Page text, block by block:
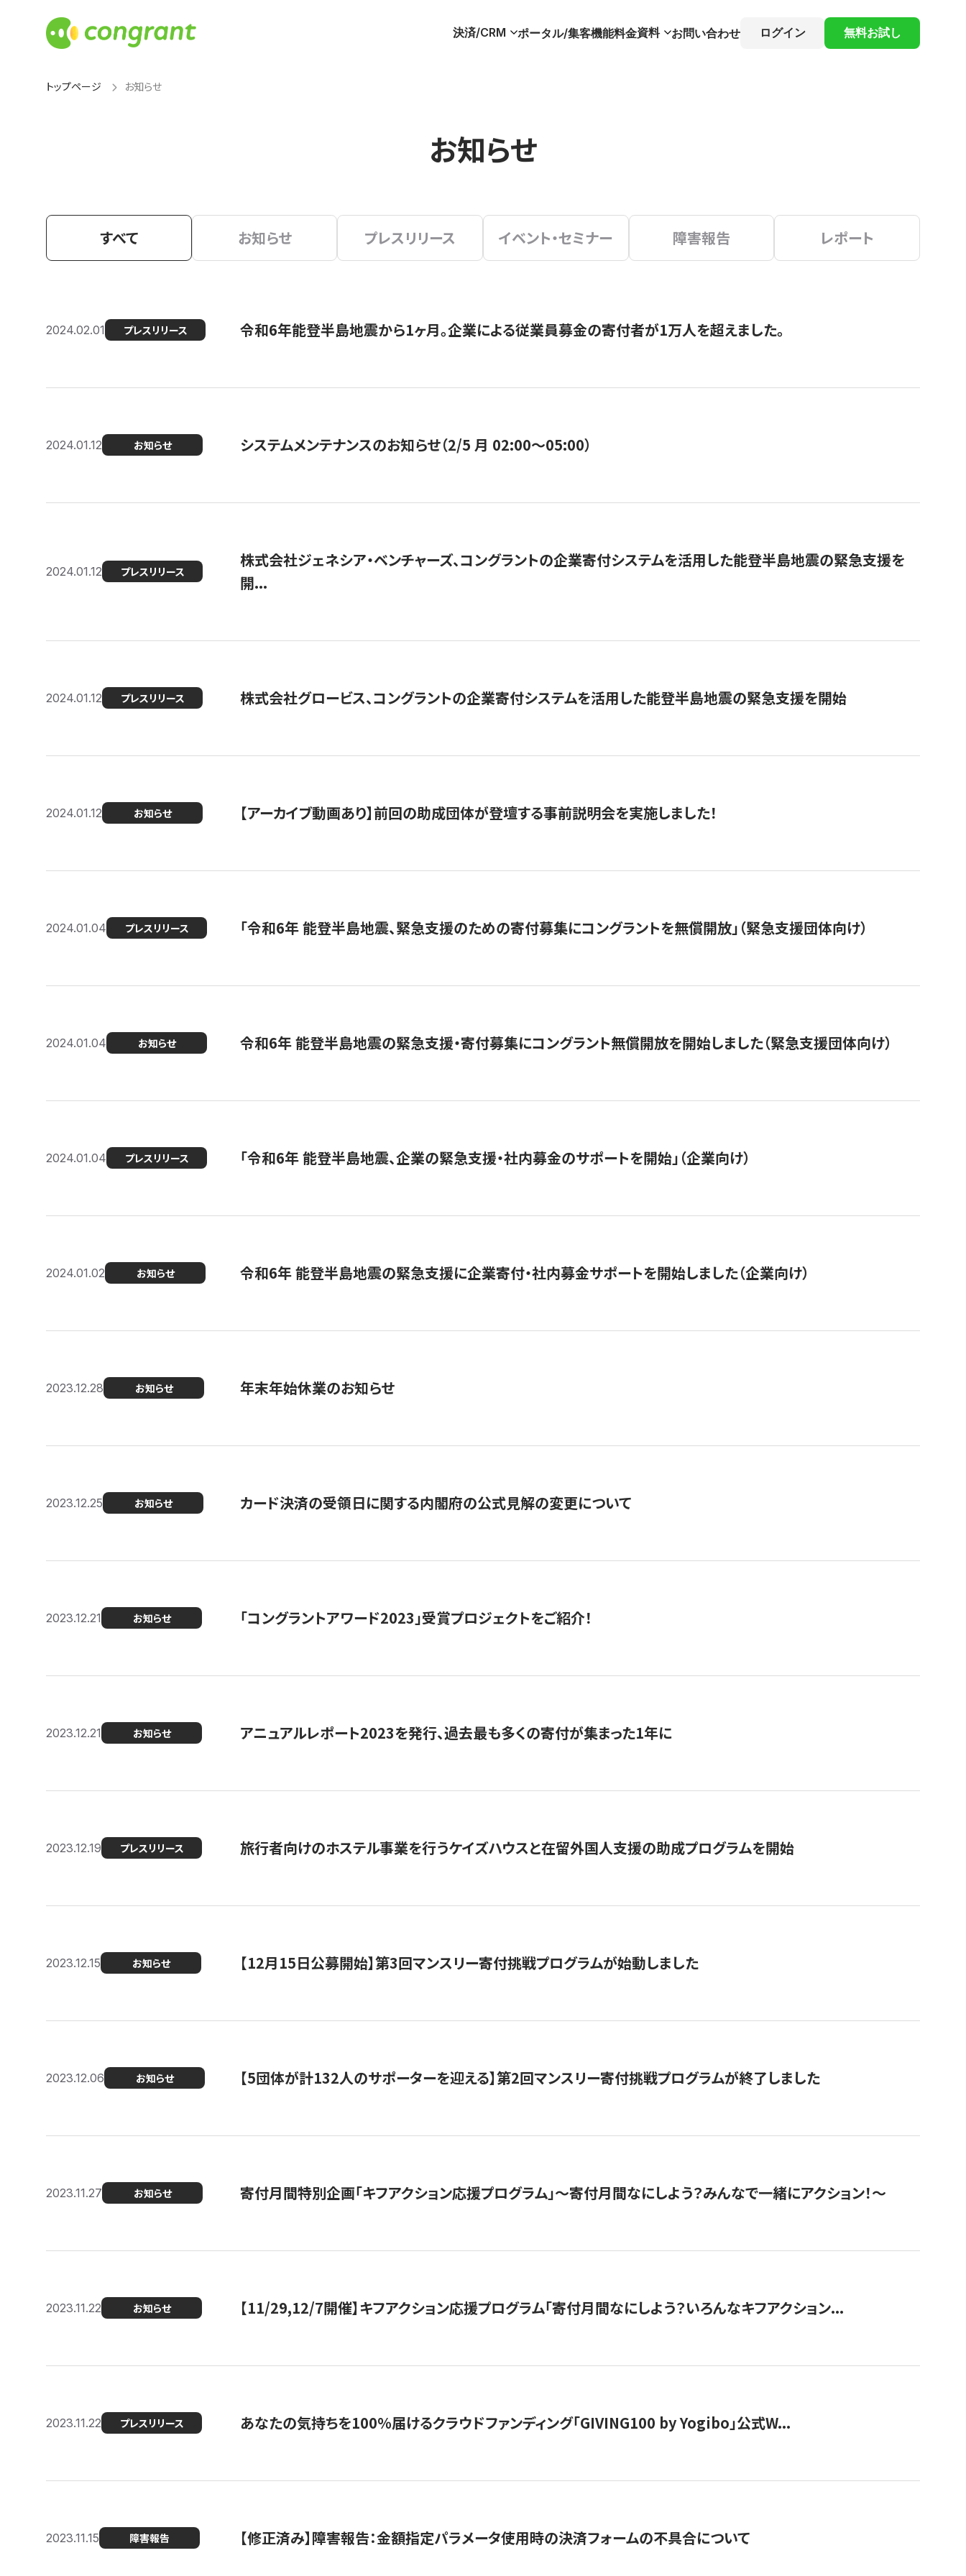
決済/CRM ポータル/集客機能料金資料 お問い合わせ ログイン 無料お試し
トップページ お知らせ
お知らせ
すべて お知らせ プレスリリース イベント・セミナー 障害報告 レポート
2024.02.01 プレスリリース 令和6年能登半島地震から1ヶ月。企業による従業員募金の寄付者が1万人を超えました。
2024.01.12 お知らせ システムメンテナンスのお知らせ（2/5 月 02:00〜05:00）
2024.01.12 プレスリリース
株式会社ジェネシア・ベンチャーズ、コングラントの企業寄付システムを活用した能登半島地震の緊急支援を
開...
2024.01.12 プレスリリース 株式会社グロービス、コングラントの企業寄付システムを活用した能登半島地震の緊急支援を開始
2024.01.12 お知らせ 【アーカイブ動画あり】前回の助成団体が登壇する事前説明会を実施しました！
2024.01.04 プレスリリース 「令和6年 能登半島地震、緊急支援のための寄付募集にコングラントを無償開放」（緊急支援団体向け）
2024.01.04 お知らせ 令和6年 能登半島地震の緊急支援・寄付募集にコングラント無償開放を開始しました（緊急支援団体向け）
2024.01.04 プレスリリース 「令和6年 能登半島地震、企業の緊急支援・社内募金のサポートを開始」（企業向け）
2024.01.02 お知らせ 令和6年 能登半島地震の緊急支援に企業寄付・社内募金サポートを開始しました（企業向け）
2023.12.28 お知らせ 年末年始休業のお知らせ
2023.12.25 お知らせ カード決済の受領日に関する内閣府の公式見解の変更について
2023.12.21 お知らせ 「コングラントアワード2023」受賞プロジェクトをご紹介！
2023.12.21 お知らせ アニュアルレポート2023を発行、過去最も多くの寄付が集まった1年に
2023.12.19 プレスリリース 旅行者向けのホステル事業を行うケイズハウスと在留外国人支援の助成プログラムを開始
2023.12.15 お知らせ 【12月15日公募開始】第3回マンスリー寄付挑戦プログラムが始動しました
2023.12.06 お知らせ 【5団体が計132人のサポーターを迎える】第2回マンスリー寄付挑戦プログラムが終了しました
2023.11.27 お知らせ 寄付月間特別企画「キフアクション応援プログラム」〜寄付月間なにしよう？みんなで一緒にアクション！〜
2023.11.22 お知らせ 【11/29,12/7開催】キフアクション応援プログラム「寄付月間なにしよう？いろんなキフアクション...
2023.11.22 プレスリリース あなたの気持ちを100％届けるクラウドファンディング「GIVING100 by Yogibo」公式W...
2023.11.15 障害報告 【修正済み】障害報告：金額指定パラメータ使用時の決済フォームの不具合について